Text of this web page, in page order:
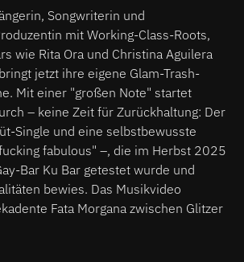
Songwriterin und
mit Working-Class-Roots,
wie Rita Ora und Christina Aguilera
jetzt ihre eigene Glam-Trash-
Mit einer "großen Note" startet
– keine Zeit für Zurückhaltung: Der
Single und eine selbstbewusste
fabulous" –, die im Herbst 2025
Bar Ku Bar getestet wurde und
bewies. Das Musikvideo
Fata Morgana zwischen Glitzer